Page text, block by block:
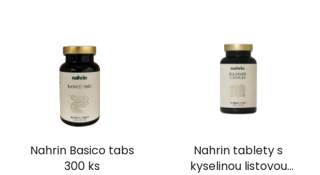
Nahrin Basico tabs
300 ks
Nahrin tablety s
kyselinou listovou